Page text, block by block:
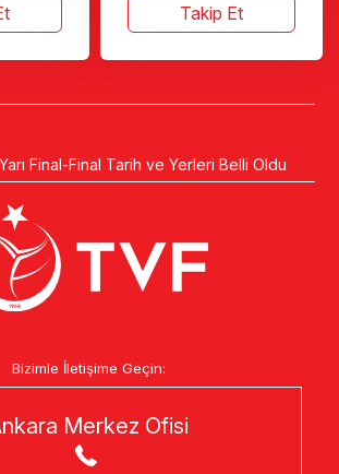
Takip Et
Final-Final Tarih ve Yerleri Belli Oldu
Bizimle İletişime Geçin:
Merkez Ofisi